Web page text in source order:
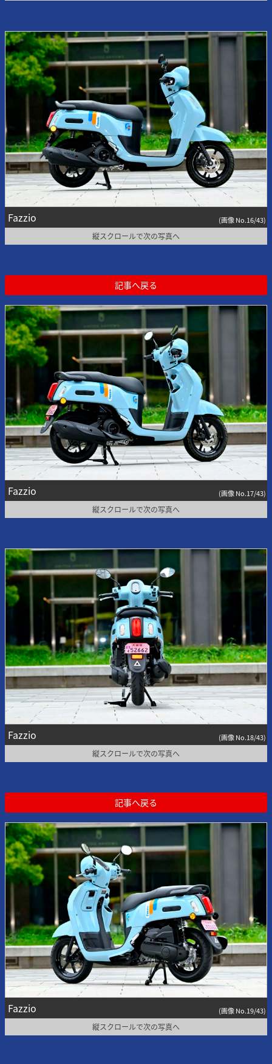
Fazzio (画像 No.16/43)
縦スクロールで次の写真へ
記事へ戻る
Fazzio (画像 No.17/43)
縦スクロールで次の写真へ
Fazzio (画像 No.18/43)
縦スクロールで次の写真へ
記事へ戻る
Fazzio (画像 No.19/43)
縦スクロールで次の写真へ